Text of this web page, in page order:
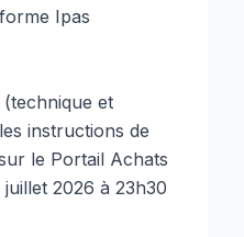
Ipas
et
instructions de
le Portail Achats
2026 à 23h30